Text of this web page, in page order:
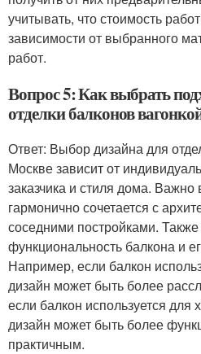
учитывать, что стоимость
зависимости от выбранного
работ.
Вопрос 5: Как выбрать
отделки балконов
Ответ: Выбор дизайна для
Москве зависит от
заказчика и стиля дома.
гармонично сочетается с
соседними постройками. Также
функциональность балкона и
Например, если балкон
дизайн может быть более
если балкон используется для
дизайн может быть более
практичным.